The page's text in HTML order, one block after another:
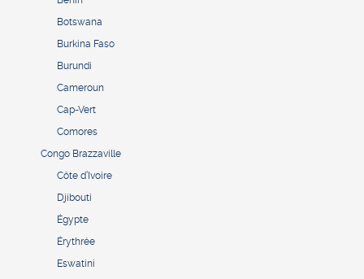
Botswana
Burkina Faso
Burundi
Cameroun
Cap-Vert
Comores
Congo Brazzaville
Côte d’Ivoire
Djibouti
Égypte
Érythrée
Eswatini